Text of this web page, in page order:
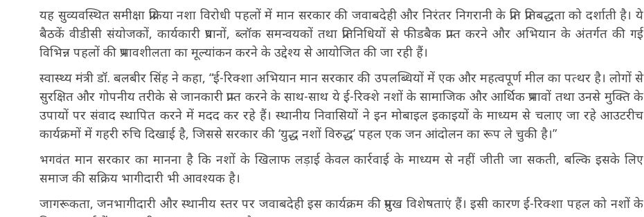
यह सुव्यवस्थित समीक्षा प्रक्रिया नशा विरोधी पहलों में मान सरकार की जवाबदेही और निरंतर निगरानी के प्रति प्रतिबद्धता को दर्शाती है। ये
बैठकें वीडीसी संयोजकों, कार्यकारी प्रधानों, ब्लॉक समन्वयकों तथा प्रतिनिधियों से फीडबैक प्राप्त करने और अभियान के अंतर्गत की गई
विभिन्न पहलों की प्रभावशीलता का मूल्यांकन करने के उद्देश्य से आयोजित की जा रही हैं।
स्वास्थ्य मंत्री डॉ. बलबीर सिंह ने कहा, “ई-रिक्शा अभियान मान सरकार की उपलब्धियों में एक और महत्वपूर्ण मील का पत्थर है। लोगों से
सुरक्षित और गोपनीय तरीके से जानकारी प्राप्त करने के साथ-साथ ये ई-रिक्शे नशों के सामाजिक और आर्थिक प्रभावों तथा उनसे मुक्ति के
उपायों पर संवाद स्थापित करने में मदद कर रहे हैं। स्थानीय निवासियों ने इन मोबाइल इकाइयों के माध्यम से चलाए जा रहे आउटरीच
कार्यक्रमों में गहरी रुचि दिखाई है, जिससे सरकार की ‘युद्ध नशों विरुद्ध’ पहल एक जन आंदोलन का रूप ले चुकी है।”
भगवंत मान सरकार का मानना है कि नशों के खिलाफ लड़ाई केवल कार्रवाई के माध्यम से नहीं जीती जा सकती, बल्कि इसके लिए
समाज की सक्रिय भागीदारी भी आवश्यक है।
जागरूकता, जनभागीदारी और स्थानीय स्तर पर जवाबदेही इस कार्यक्रम की प्रमुख विशेषताएं हैं। इसी कारण ई-रिक्शा पहल को नशों के